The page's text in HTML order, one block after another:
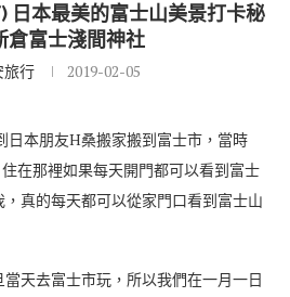
日本最美的富士山美景打卡秘
倉富士淺間神社
旅行 2019-02-05
日本朋友H桑搬家搬到富士市，當時
在那裡如果每天開門都可以看到富士
真的每天都可以從家門口看到富士山
天去富士市玩，所以我們在一月一日